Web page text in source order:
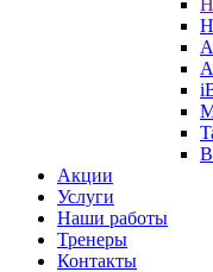
Акции
Услуги
Наши работы
Тренеры
Контакты